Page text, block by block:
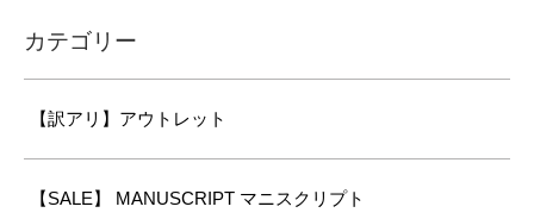
カテゴリー
【訳アリ】アウトレット
【SALE】 MANUSCRIPT マニスクリプト